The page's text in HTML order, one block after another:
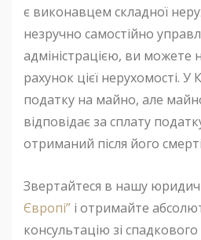
є виконавцем складної
незручно самостійно
адміністрацією, ви можете
рахунок цієї нерухомості. У
податку на майно, але
відповідає за сплату
отриманий після його
Звертайтеся в нашу
Європі” і отримайте
консультацію зі